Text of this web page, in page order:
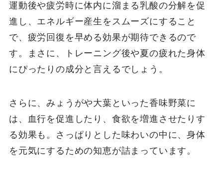
運動後や疲労時に体内に溜まる乳酸の分解を促
進し、エネルギー産生をスムーズにすること
で、疲労回復を早める効果が期待できるので
す。まさに、トレーニング後や夏の疲れた身体
にぴったりの成分と言えるでしょう。
さらに、みょうがや大葉といった香味野菜に
は、血行を促進したり、食欲を増進させたりす
る効果も。さっぱりとした味わいの中に、身体
を元気にするための知恵が詰まっています。